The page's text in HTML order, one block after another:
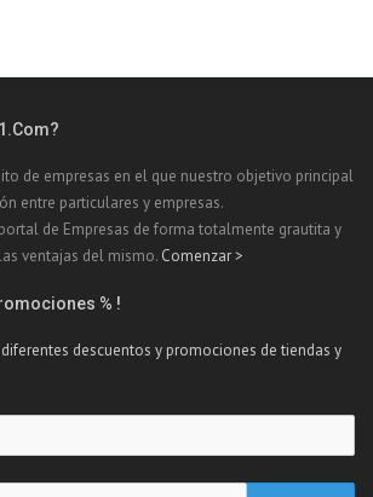
de empresas en el que nuestro objetivo principal
entre particulares y empresas.
de Empresas de forma totalmente grautita y
ventajas del mismo. Comenzar >
% !
descuentos y promociones de tiendas y